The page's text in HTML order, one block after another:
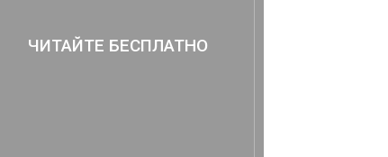
ЧИТАЙТЕ БЕСПЛАТНО